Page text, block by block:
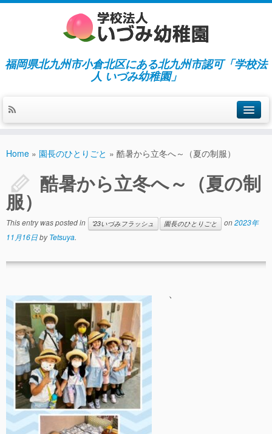
福岡県北九州市小倉北区にある北九州市認可「学校法
人 いづみ幼稚園」
施設紹介
指導／保育の内容
入園募集／入園費用
通園について
卒園児進路
お知らせ
給食日記
園生活ブログ
2歳児クラス(ももたろうクラブ)
募集概要(2歳児クラス)
Home » 園長のひとりごと » 酷暑から立冬へ～（夏の制服）
酷暑から立冬へ～（夏の制
服）
This entry was posted in '23いづみフラッシュ 園長のひとりごと on2023年
11月16日byTetsuya.
、